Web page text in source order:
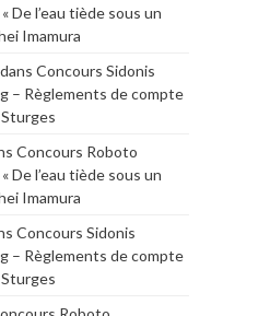
De l’eau tiède sous un
Imamura
dans Concours Sidonis
– Règlements de compte
Concours Roboto
De l’eau tiède sous un
Imamura
Concours Sidonis
– Règlements de compte